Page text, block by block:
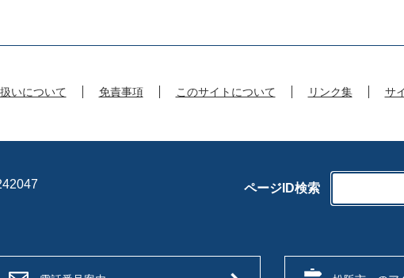
いについて 免責事項 このサイトについて リンク集 サ
ページID検索